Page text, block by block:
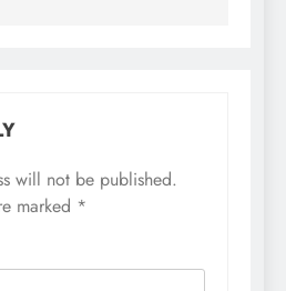
will not be published.
marked *